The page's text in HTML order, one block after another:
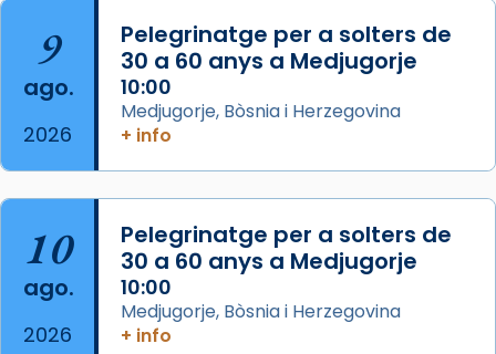
L’arquebisbe de Barcelona, el cardenal Joan
Josep Omella, ha presidit la missa i l’ha
concelebrat el bisbe auxiliar de Barcelona,
Mons. David Abadías.
📸 Dr. G. Simón
Foto
Arquebisbat de Barcelona
2 weeks ago
Memòria de les santes Juliana i
9
ago.
2026
Pelegrinatge per a solters de
30 a 60 anys a Medjugorje
10:00
Medjugorje, Bòsnia i Herzegovina
+ info
10
ago.
2026
Pelegrinatge per a solters de
30 a 60 anys a Medjugorje
10:00
Medjugorje, Bòsnia i Herzegovina
+ info